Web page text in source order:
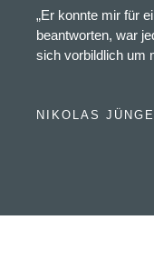
„Er konnte mir für
beantworten, war
sich vorbildlich um
NIKOLAS